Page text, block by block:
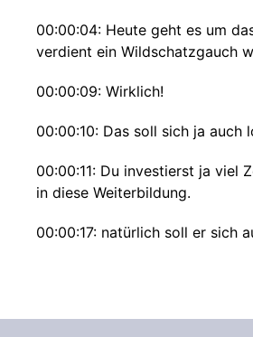
00:00:04: Heute geht es um
verdient ein Wildschatzgauch
00:00:09: Wirklich!
00:00:10: Das soll sich ja auch
00:00:11: Du investierst ja viel
in diese Weiterbildung.
00:00:17: natürlich soll er sich
natürlich auch langfristig